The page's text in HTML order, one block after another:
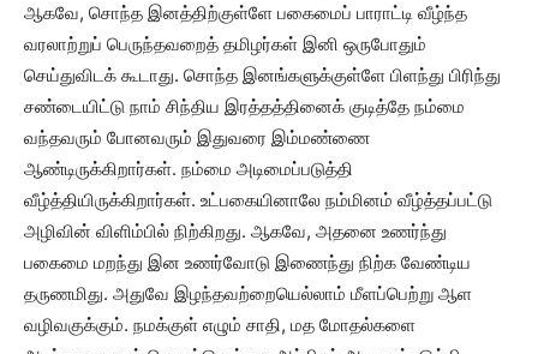
ஆகவே, சொந்த இனத்திற்குள்ளே பகைமைப் பாராட்டி வீழ்ந்த
வரலாற்றுப் பெருந்தவறைத் தமிழர்கள் இனி ஒருபோதும்
செய்துவிடக் கூடாது. சொந்த இனங்களுக்குள்ளே பிளந்து பிரிந்து
சண்டையிட்டு நாம் சிந்திய இரத்தத்தினைக் குடித்தே நம்மை
வந்தவரும் போனவரும் இதுவரை இம்மண்ணை
ஆண்டிருக்கிறார்கள். நம்மை அடிமைப்படுத்தி
வீழ்த்தியிருக்கிறார்கள். உட்பகையினாலே நம்மினம் வீழ்த்தப்பட்டு
அழிவின் விளிம்பில் நிற்கிறது. ஆகவே, அதனை உணர்ந்து
பகைமை மறந்து இன உணர்வோடு இணைந்து நிற்க வேண்டிய
தருணமிது. அதுவே இழந்தவற்றையெல்லாம் மீளப்பெற்று ஆள
வழிவகுக்கும். நமக்குள் எழும் சாதி, மத மோதல்களை